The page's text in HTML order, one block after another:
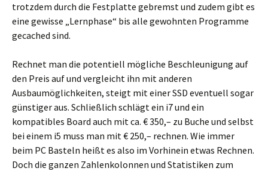
trotzdem durch die Festplatte gebremst und zudem gibt es
eine gewisse „Lernphase“ bis alle gewohnten Programme
gecached sind.
Rechnet man die potentiell mögliche Beschleunigung auf
den Preis auf und vergleicht ihn mit anderen
Ausbaumöglichkeiten, steigt mit einer SSD eventuell sogar
günstiger aus. Schließlich schlägt ein i7 und ein
kompatibles Board auch mit ca. € 350,– zu Buche und selbst
bei einem i5 muss man mit € 250,– rechnen. Wie immer
beim PC Basteln heißt es also im Vorhinein etwas Rechnen.
Doch die ganzen Zahlenkolonnen und Statistiken zum